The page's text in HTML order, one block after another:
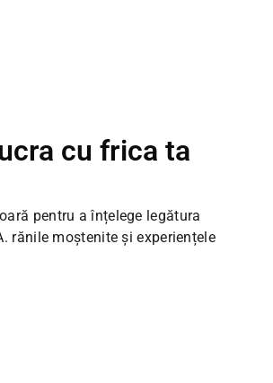
cu frica ta
pentru a înțelege legătura
rănile moștenite și experiențele